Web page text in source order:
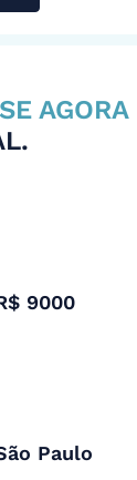
AGORA
9000
Paulo